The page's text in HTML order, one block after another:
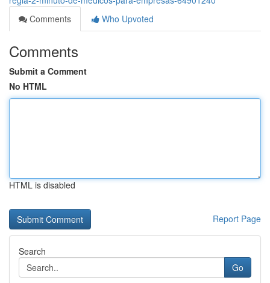
Comments
Who Upvoted
Comments
Submit a Comment
No HTML
HTML is disabled
Report Page
Search
Go